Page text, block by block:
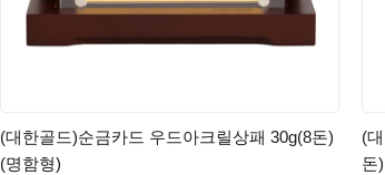
(대한골드)순금카드 우드아크릴상패 30g(8돈)
(명함형)
(
돈